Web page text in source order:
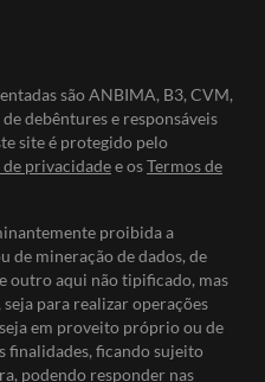
são ANBIMA, B3, CVM,
debêntures e responsáveis
site é protegido pelo
privacidadee osTermos de
proibida a
de mineração de dados, de
outro aqui não tipificado, mas
para realizar operações
em proveito próprio ou de
finalidades, ficando sujeito
podendo responder nas